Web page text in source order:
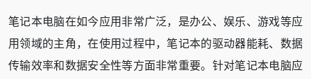
笔记本电脑在如今应用非常广泛，是办公、娱乐、游戏等应
用领域的主角，在使用过程中，笔记本的驱动器能耗、数据
传输效率和数据安全性等方面非常重要。针对笔记本电脑应